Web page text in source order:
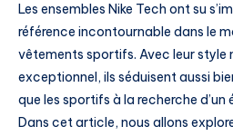
Les ensembles Nike Tech ont su
référence incontournable dans le
vêtements sportifs. Avec leur
exceptionnel, ils séduisent aussi
que les sportifs à la recherche
Dans cet article, nous allons